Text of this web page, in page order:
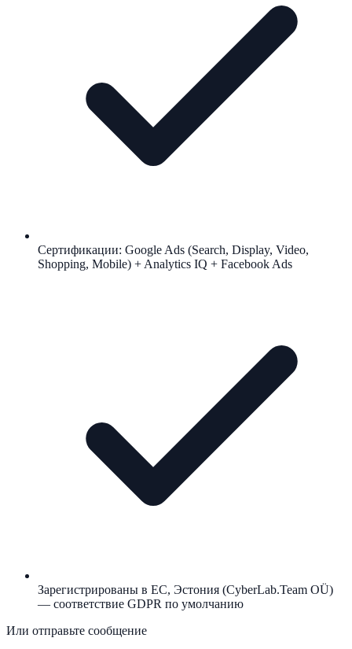
Сертификации: Google Ads (Search, Display, Video,
Shopping, Mobile) + Analytics IQ + Facebook Ads
Зарегистрированы в ЕС, Эстония (CyberLab.Team OÜ)
— соответствие GDPR по умолчанию
Или отправьте сообщение